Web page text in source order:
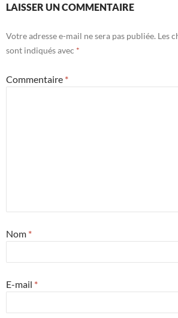
LAISSER UN COMMENTAIRE
Votre adresse e-mail ne sera pas publiée. Les
sont indiqués avec *
Commentaire *
Nom *
E-mail *